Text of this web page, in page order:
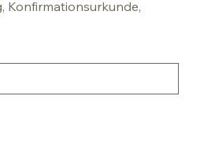
Konfirmationsurkunde,